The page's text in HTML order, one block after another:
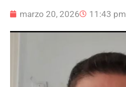
marzo 20, 2026 11:43 pm